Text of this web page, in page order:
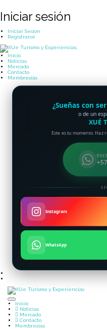
Iniciar sesión
Iniciar Sesion
Registrarse
Inicio
Noticias
Mercado
Contacto
Membresías
¿Sueñas con
o de un
XUÉ
Este es tu momento. Haz
+57
Instagram
WhatsApp
Inicio
Noticias
Mercado
Contacto
Membresías